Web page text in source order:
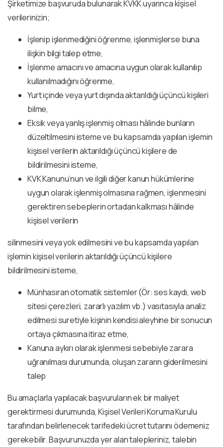
Şirketimize başvuruda bulunarak KVKK uyarınca kişisel
verilerinizin;
İşlenip işlenmediğini öğrenme, işlenmişlerse buna
ilişkin bilgi talep etme,
İşlenme amacını ve amacına uygun olarak kullanılıp
kullanılmadığını öğrenme,
Yurt içinde veya yurt dışında aktarıldığı üçüncü kişileri
bilme,
Eksik veya yanlış işlenmiş olması hâlinde bunların
düzeltilmesini isteme ve bu kapsamda yapılan işlemin
kişisel verilerin aktarıldığı üçüncü kişilere de
bildirilmesini isteme,
KVK Kanunu’nun ve ilgili diğer kanun hükümlerine
uygun olarak işlenmiş olmasına rağmen, işlenmesini
gerektiren sebeplerin ortadan kalkması hâlinde
kişisel verilerin
silinmesini veya yok edilmesini ve bu kapsamda yapılan
işlemin kişisel verilerin aktarıldığı üçüncü kişilere
bildirilmesini isteme,
Münhasıran otomatik sistemler (Ör: ses kaydı, web
sitesi çerezleri, zararlı yazılım vb.) vasıtasıyla analiz
edilmesi suretiyle kişinin kendisi aleyhine bir sonucun
ortaya çıkmasına itiraz etme,
Kanuna aykırı olarak işlenmesi sebebiyle zarara
uğranılması durumunda, oluşan zararın giderilmesini
talep
Bu amaçlarla yapılacak başvuruların ek bir maliyet
gerektirmesi durumunda, Kişisel Verileri Koruma Kurulu
tarafından belirlenecek tarifedeki ücret tutarını ödemeniz
gerekebilir. Başvurunuzda yer alan talepleriniz, talebin